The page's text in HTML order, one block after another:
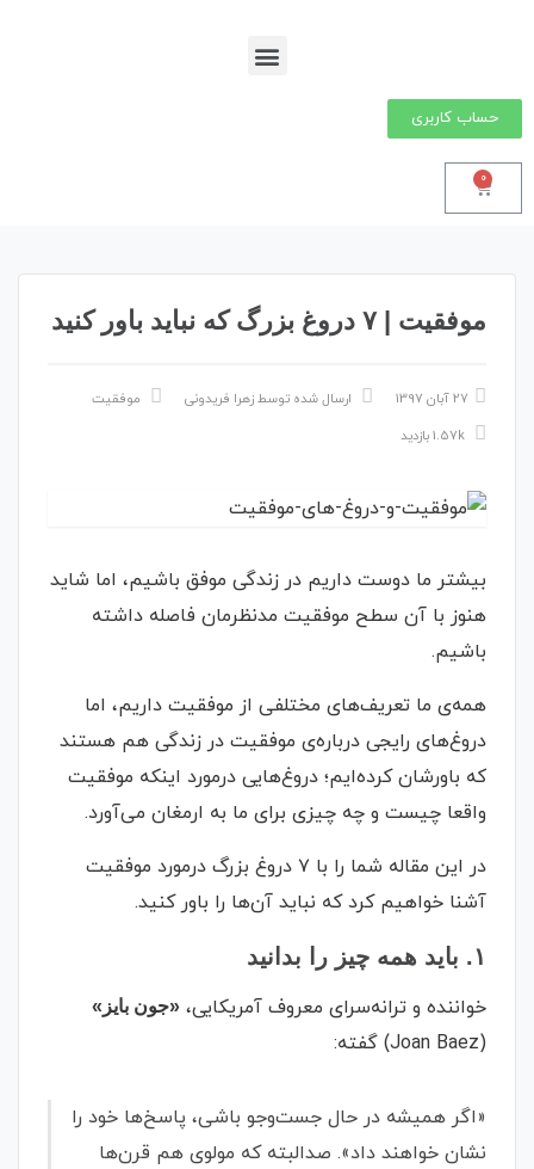
حساب کاربری
0
موفقیت | ۷ دروغ بزرگ که نباید باور کنید
27 آبان 1397 ارسال شده توسطزهرا فریدونی
موفقیت
بیشتر ما دوست داریم در زندگی موفق باشیم، اما شاید
هنوز با آن سطح موفقیت مدنظرمان فاصله داشته
باشیم.
همه‌ی ما تعریف‌های مختلفی از موفقیت داریم، اما
دروغ‌های رایجی درباره‌ی موفقیت در زندگی هم هستند
که باورشان کرده‌ایم؛ دروغ‌هایی درمورد اینکه موفقیت
واقعا چیست و چه چیزی برای ما به ارمغان می‌آورد.
در این مقاله شما را با ۷ دروغ بزرگ درمورد موفقیت
آشنا خواهیم کرد که نباید آن‌ها را باور کنید.
۱. باید همه چیز را بدانید
خواننده و ترانه‌سرای معروف آمریکایی، «جون بایز»
(Joan Baez) گفته:
«اگر همیشه در حال جست‌وجو باشی، پاسخ‌ها خود را
نشان خواهند داد». صدالبته که مولوی هم قرن‌ها